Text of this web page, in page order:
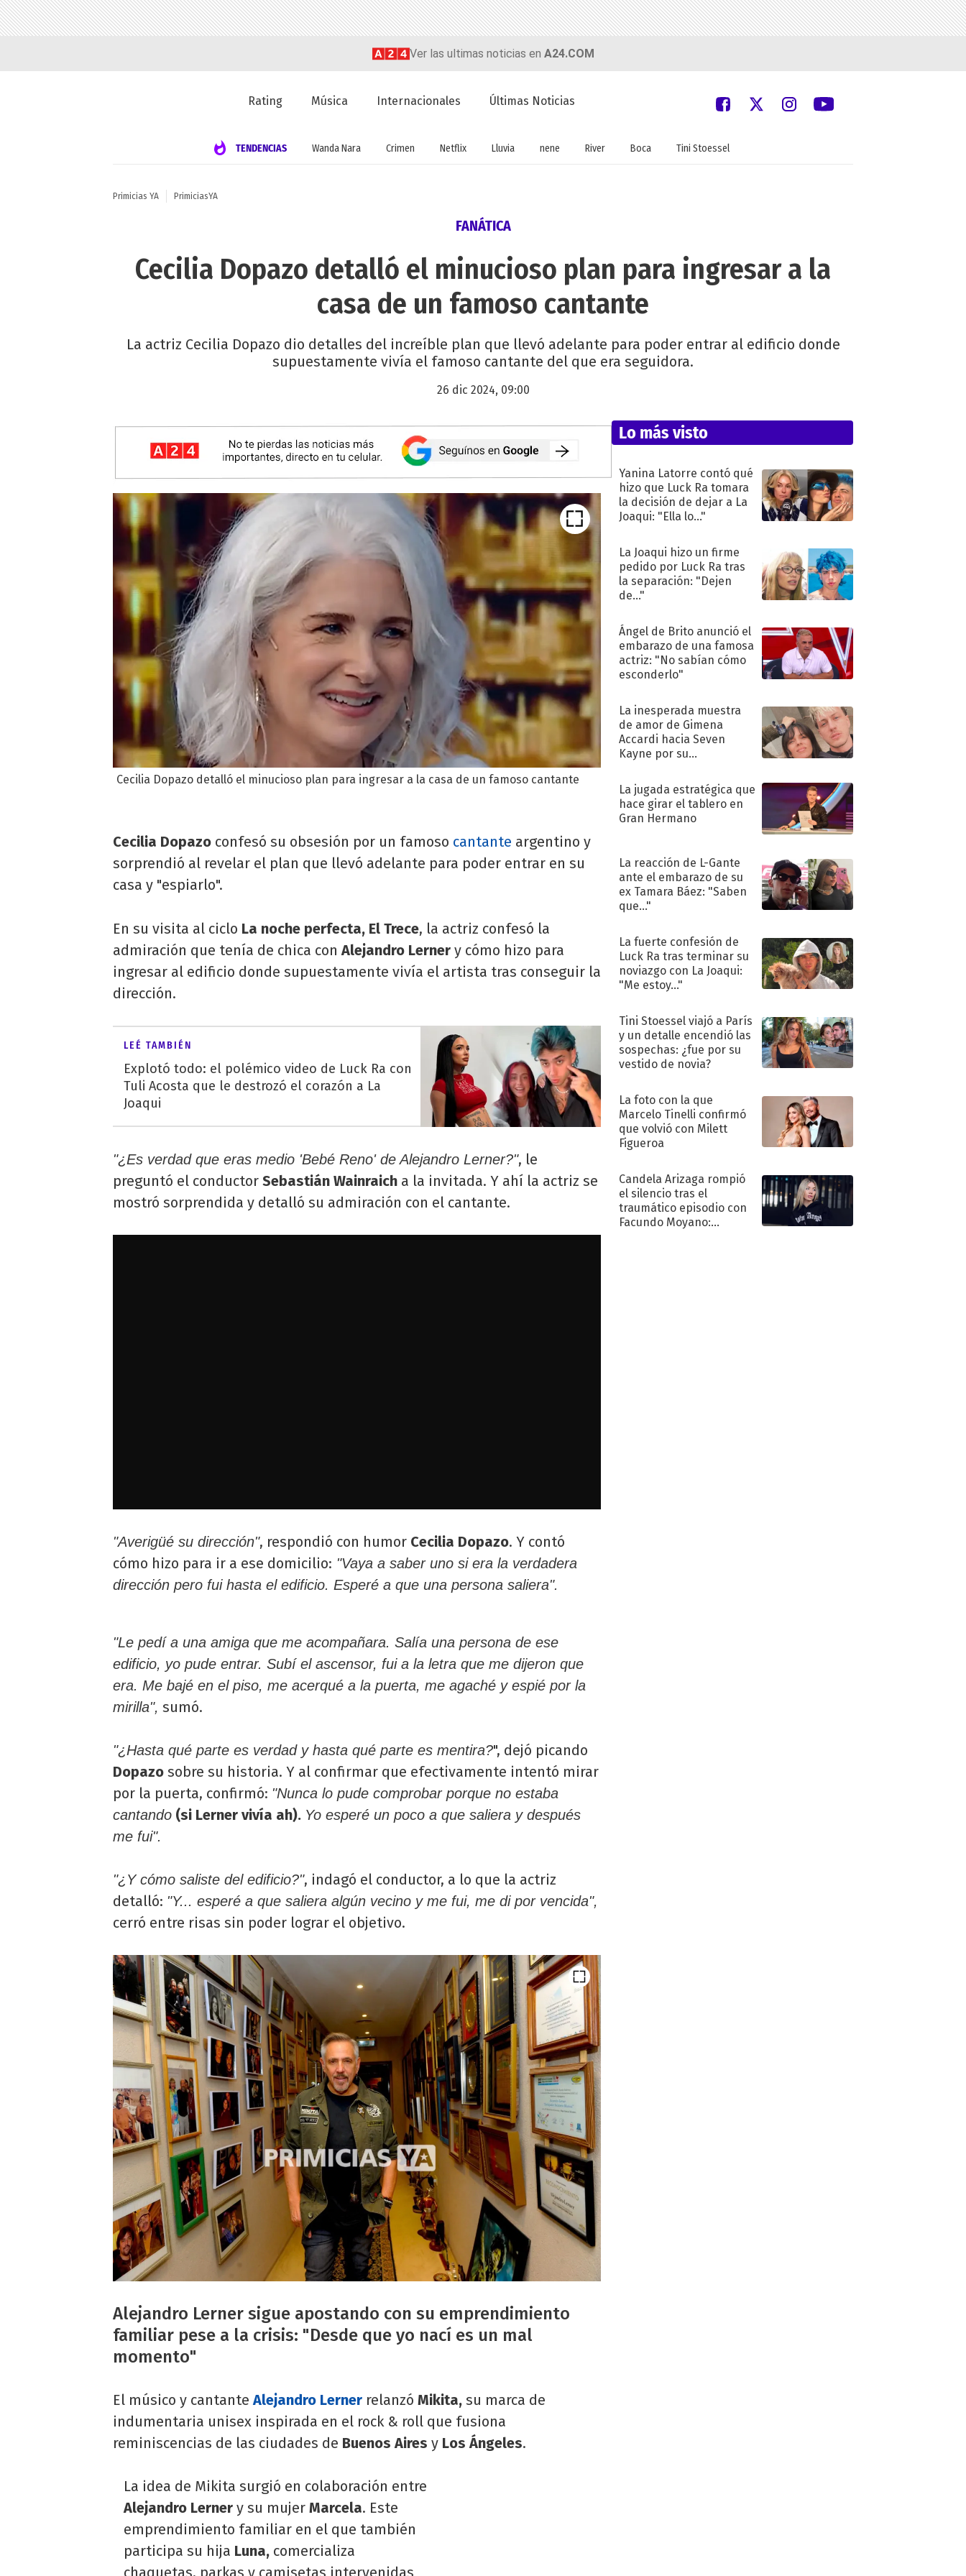
Ver las ultimas noticias en A24.COM
Rating Música Internacionales Últimas Noticias
TENDENCIAS Wanda Nara Crimen Netflix Lluvia nene River Boca Tini Stoessel
Primicias YA PrimiciasYA
FANÁTICA
Cecilia Dopazo detalló el minucioso plan para ingresar a la
casa de un famoso cantante
La actriz Cecilia Dopazo dio detalles del increíble plan que llevó adelante para poder entrar al edificio donde
supuestamente vivía el famoso cantante del que era seguidora.
26 dic 2024, 09:00
Cecilia Dopazo detalló el minucioso plan para ingresar a la casa de un famoso cantante
Cecilia Dopazo confesó su obsesión por un famoso cantante argentino y
sorprendió al revelar el plan que llevó adelante para poder entrar en su
casa y "espiarlo".
En su visita al ciclo La noche perfecta, El Trece, la actriz confesó la
admiración que tenía de chica conAlejandro Lerner y cómo hizo para
ingresar al edificio donde supuestamente vivía el artista tras conseguir la
dirección.
LEÉ TAMBIÉN
Explotó todo: el polémico video de Luck Ra con
Tuli Acosta que le destrozó el corazón a La
Joaqui
"¿Es verdad que eras medio 'Bebé Reno' de Alejandro Lerner?", le
preguntó el conductor Sebastián Wainraich a la invitada. Y ahí la actriz se
mostró sorprendida y detalló su admiración con el cantante.
"Averigüé su dirección", respondió con humor Cecilia Dopazo. Y contó
cómo hizo para ir a ese domicilio: "Vaya a saber uno si era la verdadera
dirección pero fui hasta el edificio. Esperé a que una persona saliera".
"Le pedí a una amiga que me acompañara. Salía una persona de ese
edificio, yo pude entrar. Subí el ascensor, fui a la letra que me dijeron que
era. Me bajé en el piso, me acerqué a la puerta, me agaché y espié por la
mirilla", sumó.
"¿Hasta qué parte es verdad y hasta qué parte es mentira?", dejó picando
Dopazo sobre su historia. Y al confirmar que efectivamente intentó mirar
por la puerta, confirmó: "Nunca lo pude comprobar porque no estaba
cantando (si Lerner vivía ah). Yo esperé un poco a que saliera y después
me fui".
"¿Y cómo saliste del edificio?", indagó el conductor, a lo que la actriz
detalló: "Y... esperé a que saliera algún vecino y me fui, me di por vencida",
cerró entre risas sin poder lograr el objetivo.
Alejandro Lerner sigue apostando con su emprendimiento
familiar pese a la crisis: "Desde que yo nací es un mal
momento"
El músico y cantante Alejandro Lerner relanzó Mikita, su marca de
indumentaria unisex inspirada en el rock & roll que fusiona
reminiscencias de las ciudades de Buenos Aires y Los Ángeles.
La idea de Mikita surgió en colaboración entre
Alejandro Lerner y su mujer Marcela. Este
emprendimiento familiar en el que también
participa su hija Luna, comercializa
chaquetas, parkas y camisetas intervenidas
Lo más visto
Yanina Latorre contó qué
hizo que Luck Ra tomara
la decisión de dejar a La
Joaqui: "Ella lo..."
La Joaqui hizo un firme
pedido por Luck Ra tras
la separación: "Dejen
de..."
Ángel de Brito anunció el
embarazo de una famosa
actriz: "No sabían cómo
esconderlo"
La inesperada muestra
de amor de Gimena
Accardi hacia Seven
Kayne por su
La jugada estratégica que
hace girar el tablero en
Gran Hermano
La reacción de L-Gante
ante el embarazo de su
ex Tamara Báez: "Saben
que..."
La fuerte confesión de
Luck Ra tras terminar su
noviazgo con La Joaqui:
"Me estoy..."
Tini Stoessel viajó a París
y un detalle encendió las
sospechas: ¿fue por su
vestido de novia?
La foto con la que
Marcelo Tinelli confirmó
que volvió con Milett
Figueroa
Candela Arizaga rompió
el silencio tras el
traumático episodio con
Facundo Moyano: